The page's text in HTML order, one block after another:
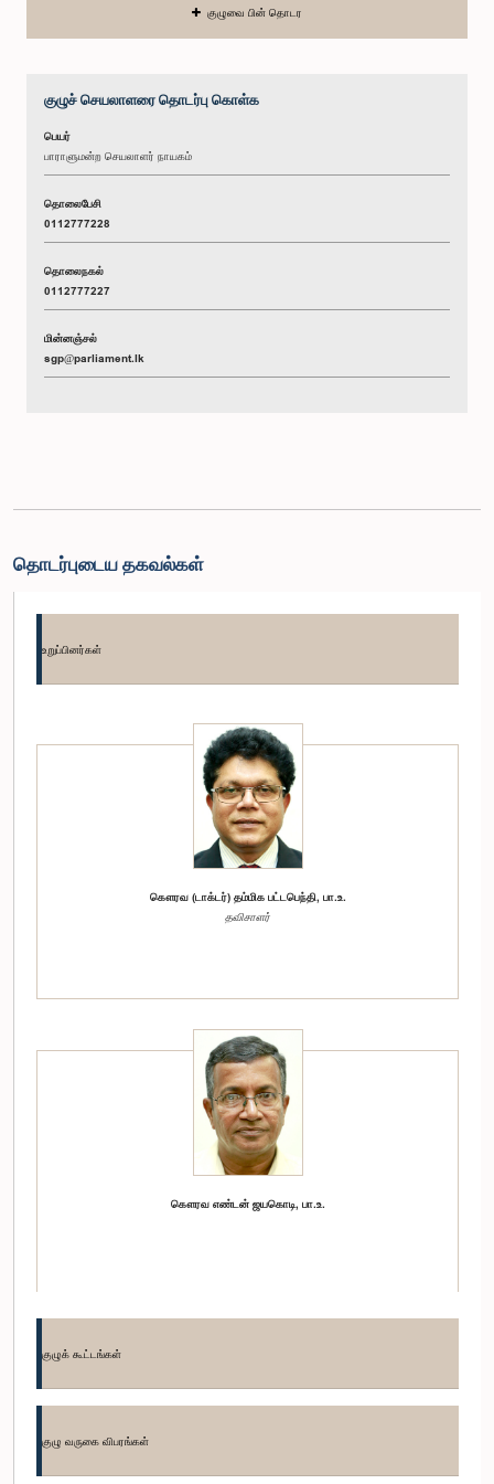
குழுவை பின் தொடர
குழுச் செயலாளரை தொடர்பு கொள்க
பெயர்
பாராளுமன்ற செயலாளர் நாயகம்
தொலைபேசி
0112777228
தொலைநகல்
0112777227
மின்னஞ்சல்
sgp@parliament.lk
தொடர்புடைய தகவல்கள்
உறுப்பினர்கள்
கௌரவ (டாக்டர்) தம்மிக பட்டபெந்தி, பா.உ.
தவிசாளர்
கௌரவ எண்டன் ஜயகொடி, பா.உ.
குழுக் கூட்டங்கள்
குழு வருகை விபரங்கள்